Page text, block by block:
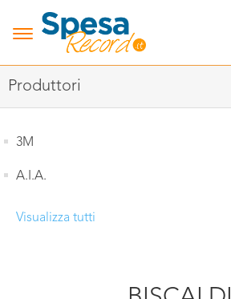
Produttori
3M
A.I.A.
Visualizza tutti